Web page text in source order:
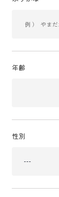
年齢
性別